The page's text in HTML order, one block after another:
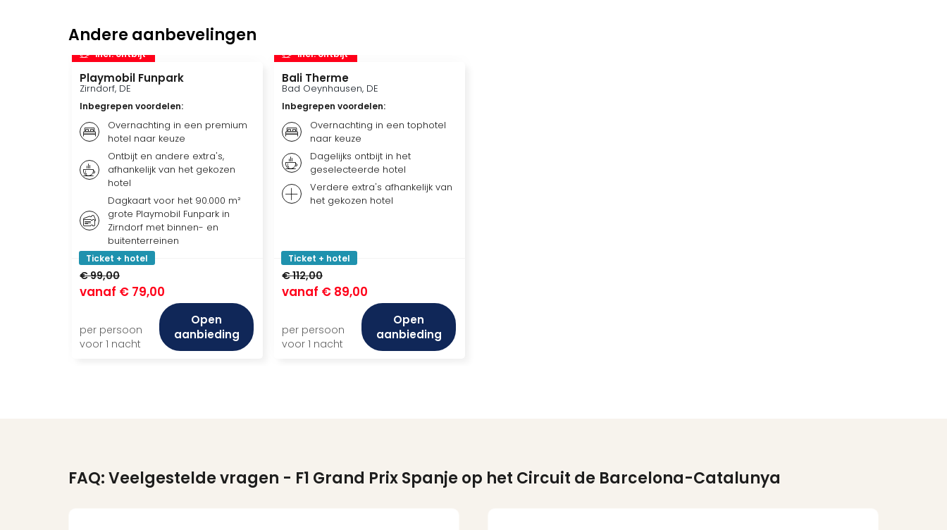
Andere aanbevelingen
incl. ontbijt
Playmobil Funpark
Zirndorf, DE
Inbegrepen voordelen:
Overnachting in een premium
hotel naar keuze
Ontbijt en andere extra's,
afhankelijk van het gekozen
hotel
Dagkaart voor het 90.000 m²
grote Playmobil Funpark in
Zirndorf met binnen- en
buitenterreinen
Ticket + hotel
€ 99,00
vanaf € 79,00
per persoon
voor 1 nacht
Open
aanbieding
incl. ontbijt
Bali Therme
Bad Oeynhausen, DE
Inbegrepen voordelen:
Overnachting in een tophotel
naar keuze
Dagelijks ontbijt in het
geselecteerde hotel
Verdere extra's afhankelijk van
het gekozen hotel
Ticket + hotel
€ 112,00
vanaf € 89,00
per persoon
voor 1 nacht
Open
aanbieding
FAQ: Veelgestelde vragen - F1 Grand Prix Spanje op het Circuit de Barcelona-Catalunya